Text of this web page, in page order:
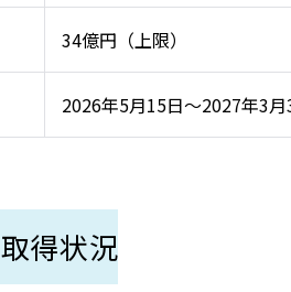
34億円（上限）
2026年5月15日～2027年3
取得状況